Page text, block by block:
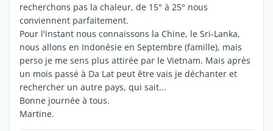
recherchons pas la chaleur, de 15° à 25° nous
conviennent parfaitement.
Pour l'instant nous connaissons la Chine, le Sri-Lanka,
nous allons en Indonésie en Septembre (famille), mais
perso je me sens plus attirée par le Vietnam. Mais après
un mois passé à Da Lat peut être vais je déchanter et
rechercher un autre pays, qui sait...
Bonne journée à tous.
Martine.